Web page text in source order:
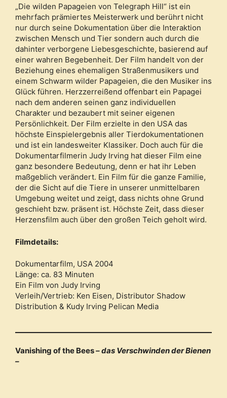
„Die wilden Papageien von Telegraph Hill“ ist ein
mehrfach prämiertes Meisterwerk und berührt nicht
nur durch seine Dokumentation über die Interaktion
zwischen Mensch und Tier sondern auch durch die
dahinter verborgene Liebesgeschichte, basierend auf
einer wahren Begebenheit. Der Film handelt von der
Beziehung eines ehemaligen Straßenmusikers und
einem Schwarm wilder Papageien, die den Musiker ins
Glück führen. Herzzerreißend offenbart ein Papagei
nach dem anderen seinen ganz individuellen
Charakter und bezaubert mit seiner eigenen
Persönlichkeit. Der Film erzielte in den USA das
höchste Einspielergebnis aller Tierdokumentationen
und ist ein landesweiter Klassiker. Doch auch für die
Dokumentarfilmerin Judy Irving hat dieser Film eine
ganz besondere Bedeutung, denn er hat ihr Leben
maßgeblich verändert. Ein Film für die ganze Familie,
der die Sicht auf die Tiere in unserer unmittelbaren
Umgebung weitet und zeigt, dass nichts ohne Grund
geschieht bzw. präsent ist. Höchste Zeit, dass dieser
Herzensfilm auch über den großen Teich geholt wird.
Filmdetails:
Dokumentarfilm, USA 2004
Länge: ca. 83 Minuten
Ein Film von Judy Irving
Verleih/Vertrieb: Ken Eisen, Distributor Shadow
Distribution & Kudy Irving Pelican Media
Vanishing of the Bees– das Verschwinden der Bienen
–